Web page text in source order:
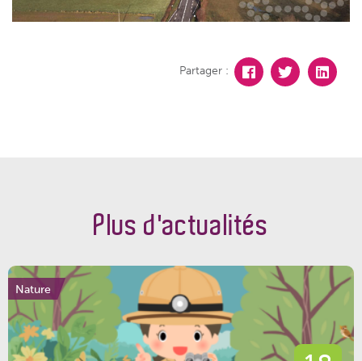
Partager :
Plus d'actualités
Nature